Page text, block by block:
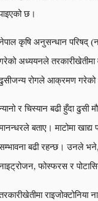
छ।
कृषि अनुसन्धान परिषद्
अध्ययनले तरकारीखेतीमा
रोगले आक्रमण गरेको
र चिस्यान बढी हुँदा ढुसी
बताए। माटोमा खाद्य
बढी रहन्छ। उनले
फोस्फरस र